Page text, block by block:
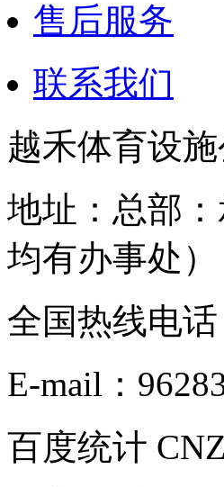
售后服务
联系我们
越禾体育设施
地址：总部
均有办事处）
全国热线电话
E-mail：
百度统计